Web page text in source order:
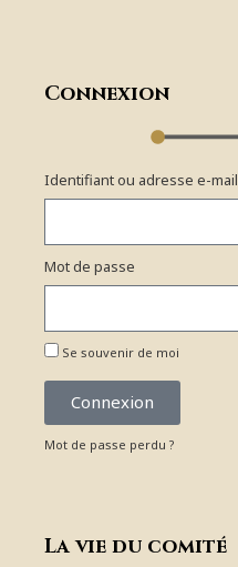
Connexion
Identifiant ou adresse e-mail
Mot de passe
Se souvenir de moi
Connexion
Mot de passe perdu ?
La vie du comité